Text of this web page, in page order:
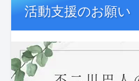
活動支援のお願い